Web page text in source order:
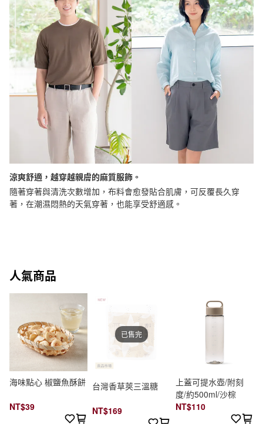
涼爽舒適，越穿越親膚的麻質服飾。
隨著穿著與清洗次數增加，布料會愈發貼合肌膚，可反覆長久穿
著，在潮濕悶熱的天氣穿著，也能享受舒適感。
人氣商品
海味點心 椒鹽魚酥餅
NT$39
台灣香草莢三溫糖
NT$169
已售完
上蓋可提水壺/附刻
度/約500ml/沙棕
NT$110